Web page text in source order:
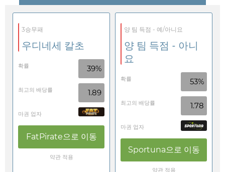
3승무패
우디네세 칼초
확률 39%
최고의 배당률 1.89
마권 업자
FatPirate으로 이동
약관 적용
양 팀 득점 - 예/아니요
양 팀 득점 - 아니
요
확률 53%
최고의 배당률 1.78
마권 업자
Sportuna으로 이동
약관 적용